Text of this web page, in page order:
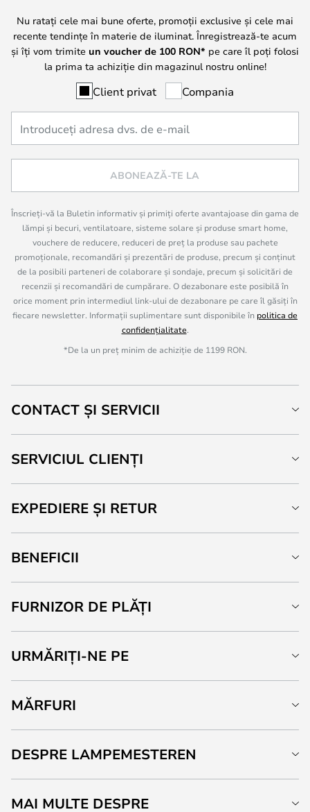
Nu ratați cele mai bune oferte, promoții exclusive și cele mai
recente tendințe în materie de iluminat. Înregistrează-te acum
și îți vom trimite un voucher de 100 RON* pe care îl poți folosi
la prima ta achiziție din magazinul nostru online!
Client privat Compania
ABONEAZĂ-TE LA
Înscrieți-vă la Buletin informativ și primiți oferte avantajoase din gama de
lămpi și becuri, ventilatoare, sisteme solare și produse smart home,
vouchere de reducere, reduceri de preț la produse sau pachete
promoționale, recomandări și prezentări de produse, precum și conținut
de la posibili parteneri de colaborare și sondaje, precum și solicitări de
recenzii și recomandări de cumpărare. O dezabonare este posibilă în
orice moment prin intermediul link-ului de dezabonare pe care îl găsiți în
fiecare newsletter. Informații suplimentare sunt disponibile în politica de
confidențialitate.
*De la un preț minim de achiziție de 1199 RON.
CONTACT ȘI SERVICII
SERVICIUL CLIENȚI
EXPEDIERE ȘI RETUR
BENEFICII
FURNIZOR DE PLĂȚI
URMĂRIȚI-NE PE
MĂRFURI
DESPRE LAMPEMESTEREN
MAI MULTE DESPRE